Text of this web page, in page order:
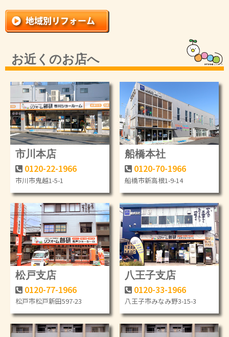
お近くのお店へ
市川本店
0120-22-1966
市川市鬼越1-5-1
船橋本社
0120-70-1966
船橋市新高根1-9-14
松戸支店
0120-77-1966
松戸市松戸新田597-23
八王子支店
0120-33-1966
八王子市みなみ野3-15-3